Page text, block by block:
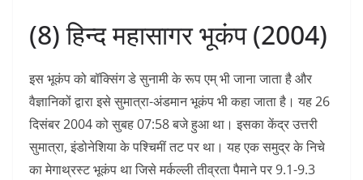
(8) हिन्द महासागर भूकंप (2004)
इस भूकंप को बॉक्सिंग डे सुनामी के रूप एम् भी जाना जाता है और
वैज्ञानिकों द्वारा इसे सुमात्रा-अंडमान भूकंप भी कहा जाता है। यह 26
दिसंबर 2004 को सुबह 07:58 बजे हुआ था। इसका केंद्र उत्तरी
सुमात्रा, इंडोनेशिया के पश्चिमीं तट पर था। यह एक समुद्र के निचे
का मेगाथ्रस्ट भूकंप था जिसे मर्कल्ली तीव्रता पैमाने पर 9.1-9.3